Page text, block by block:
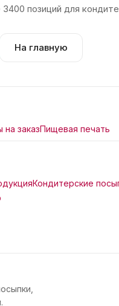
3400 позиций для
На главную
на заказПищевая печать
Кондитерские